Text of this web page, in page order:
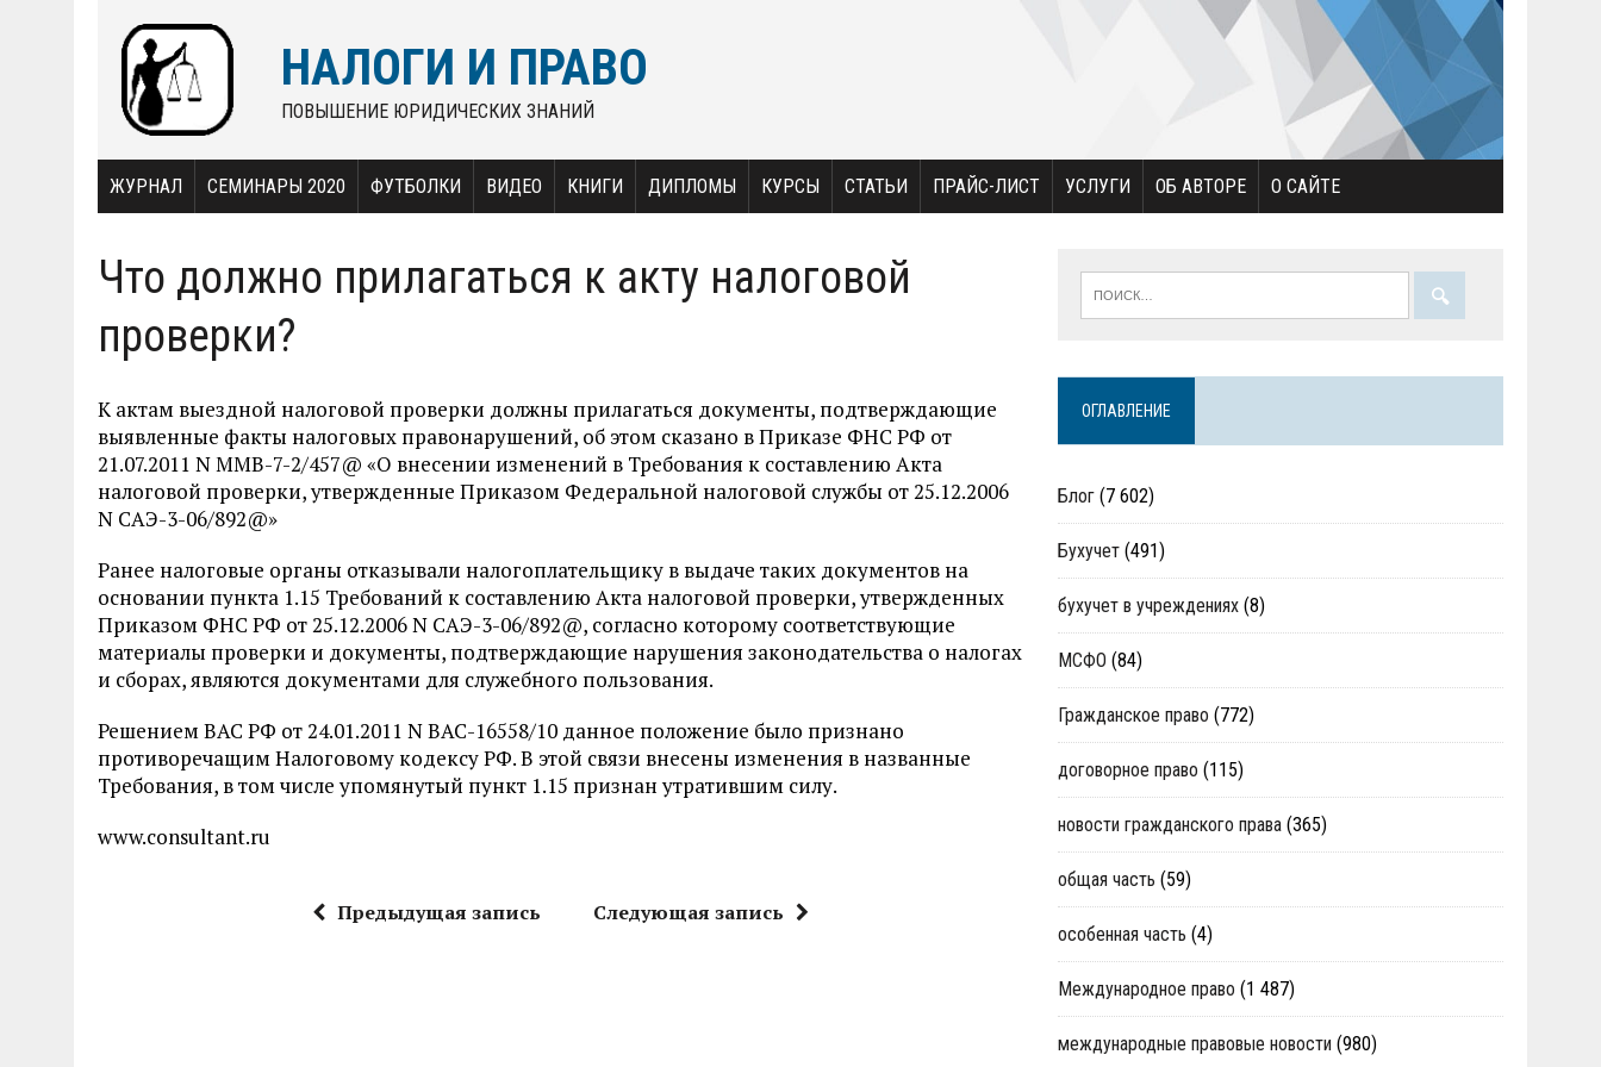
НАЛОГИ И ПРАВО
ПОВЫШЕНИЕ ЮРИДИЧЕСКИХ ЗНАНИЙ
ЖУРНАЛ СЕМИНАРЫ 2020 ФУТБОЛКИ ВИДЕО КНИГИ ДИПЛОМЫ КУРСЫ СТАТЬИ ПРАЙС-ЛИСТ УСЛУГИ ОБ АВТОРЕ О САЙТЕ
Что должно прилагаться к акту налоговой
проверки?
К актам выездной налоговой проверки должны прилагаться документы, подтверждающие
выявленные факты налоговых правонарушений, об этом сказано в Приказе ФНС РФ от
21.07.2011 N ММВ-7-2/457@ «О внесении изменений в Требования к составлению Акта
налоговой проверки, утвержденные Приказом Федеральной налоговой службы от 25.12.2006
N САЭ-3-06/892@»
Ранее налоговые органы отказывали налогоплательщику в выдаче таких документов на
основании пункта 1.15 Требований к составлению Акта налоговой проверки, утвержденных
Приказом ФНС РФ от 25.12.2006 N САЭ-3-06/892@, согласно которому соответствующие
материалы проверки и документы, подтверждающие нарушения законодательства о налогах
и сборах, являются документами для служебного пользования.
Решением ВАС РФ от 24.01.2011 N ВАС-16558/10 данное положение было признано
противоречащим Налоговому кодексу РФ. В этой связи внесены изменения в названные
Требования, в том числе упомянутый пункт 1.15 признан утратившим силу.
www.consultant.ru
Предыдущая запись Следующая запись
ОГЛАВЛЕНИЕ
Блог (7 602)
Бухучет (491)
бухучет в учреждениях (8)
МСФО (84)
Гражданское право (772)
договорное право (115)
новости гражданского права (365)
общая часть (59)
особенная часть (4)
Международное право (1 487)
международные правовые новости (980)